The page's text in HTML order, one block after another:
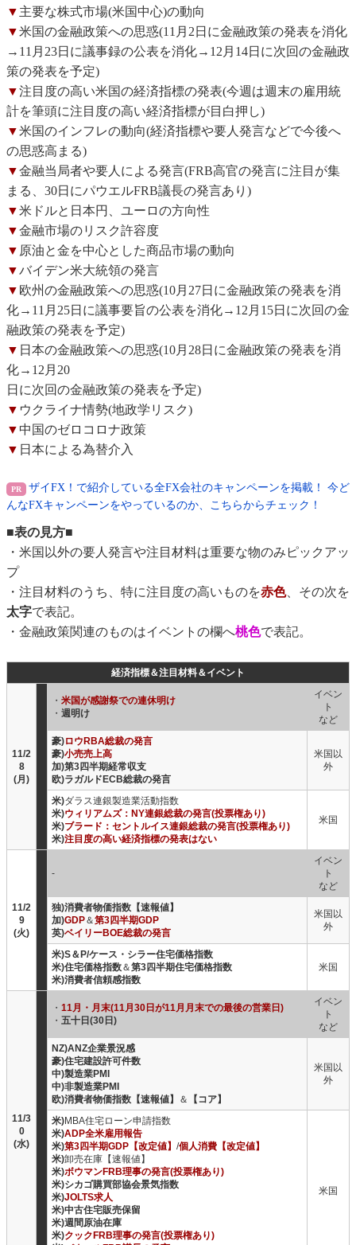
▼ 主要な株式市場(米国中心)の動向
▼米国の金融政策への思惑(11月2日に金融政策の発表を消化
→11月23日に議事録の公表を消化→12月14日に次回の金融政
策の発表を予定)
▼注目度の高い米国の経済指標の発表(今週は週末の雇用統
計を筆頭に注目度の高い経済指標が目白押し)
▼米国のインフレの動向(経済指標や要人発言などで今後へ
の思惑高まる)
▼金融当局者や要人による発言(FRB高官の発言に注目が集
まる、30日にパウエルFRB議長の発言あり)
▼米ドルと日本円、ユーロの方向性
▼金融市場のリスク許容度
▼ 原油と金を中心とした商品市場の動向
▼バイデン米大統領の発言
▼ 欧州の金融政策への思惑(10月27日に金融政策の発表を消
化→11月25日に議事要旨の公表を消化→12月15日に次回の金
融政策の発表を予定)
▼ 日本の金融政策への思惑(10月28日に金融政策の発表を消
化→12月20
日に次回の金融政策の発表を予定)
▼ ウクライナ情勢(地政学リスク)
▼ 中国のゼロコロナ政策
▼ 日本による為替介入
ザイFX！で紹介している全FX会社のキャンペーンを掲載！ 今ど
んなFXキャンペーンをやっているのか、こちらからチェック！
■表の見方■
・米国以外の要人発言や注目材料は重要な物のみピックアッ
プ
・注目材料のうち、特に注目度の高いものを赤色、その次を
太字で表記。
・金融政策関連のものはイベントの欄へ桃色で表記。
経済指標＆注目材料＆イベント
11/2
8
(月)
・ 米国が感謝祭での連休明け
・ 週明け
イベン
ト
など
豪)ロウRBA総裁の発言
豪)小売売上高
加)第3四半期経常収支
欧)ラガルドECB総裁の発言
米国以
外
米)ダラス連銀製造業活動指数
米)ウィリアムズ：NY連銀総裁の発言(投票権あり)
米)ブラード：セントルイス連銀総裁の発言(投票権あり)
米)注目度の高い経済指標の発表はない
米国
11/2
9
(火)
-
イベン
ト
など
独)消費者物価指数【速報値】
加)GDP＆第3四半期GDP
英)ベイリーBOE総裁の発言
米国以
外
米)S＆P/ケース・シラー住宅価格指数
米)住宅価格指数＆第3四半期住宅価格指数
米)消費者信頼感指数
米国
11/3
0
(水)
・ 11月・月末(11月30日が11月月末での最後の営業日)
・ 五十日(30日)
イベン
ト
など
NZ)ANZ企業景況感
豪)住宅建設許可件数
中)製造業PMI
中)非製造業PMI
欧)消費者物価指数【速報値】
＆ 【コア】
米国以
外
米)MBA住宅ローン申請指数
米)ADP全米雇用報告
米)第3四半期GDP【改定値】 /個人消費【改定値】
米)卸売在庫【速報値】
米)ボウマンFRB理事の発言(投票権あり)
米)シカゴ購買部協会景気指数
米)JOLTS求人
米)中古住宅販売保留
米)週間原油在庫
米)クックFRB理事の発言(投票権あり)
米国